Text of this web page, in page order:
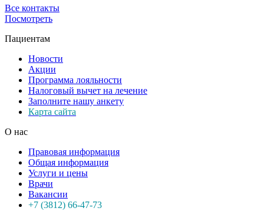
Все контакты
Посмотреть
Пациентам
Новости
Акции
Программа лояльности
Налоговый вычет на лечение
Заполните нашу анкету
Карта сайта
О нас
Правовая информация
Общая информация
Услуги и цены
Врачи
Вакансии
+7 (3812) 66-47-73